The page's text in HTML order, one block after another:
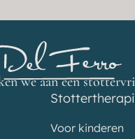
we aan een
Voor kinderen